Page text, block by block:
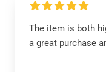
The item is both
a great purchase